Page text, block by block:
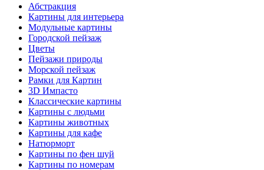
Абстракция
Картины для интерьера
Модульные картины
Городской пейзаж
Цветы
Пейзажи природы
Морской пейзаж
Рамки для Картин
3D Импасто
Классические картины
Картины с людьми
Картины животных
Картины для кафе
Натюрморт
Картины по фен шуй
Картины по номерам